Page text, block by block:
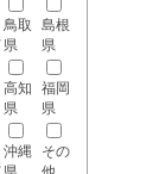
鳥取
県
島根
県
高知
県
福岡
県
沖縄
その